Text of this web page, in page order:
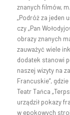
znanych filmów,
„Podróż za jeden
czy „Pan
obrazy znanych
zauważyć wiele
dodatek stanowi
naszej wizyty na
Francuskie”,
Teatr Tańca
urządził pokazy
w epokowych